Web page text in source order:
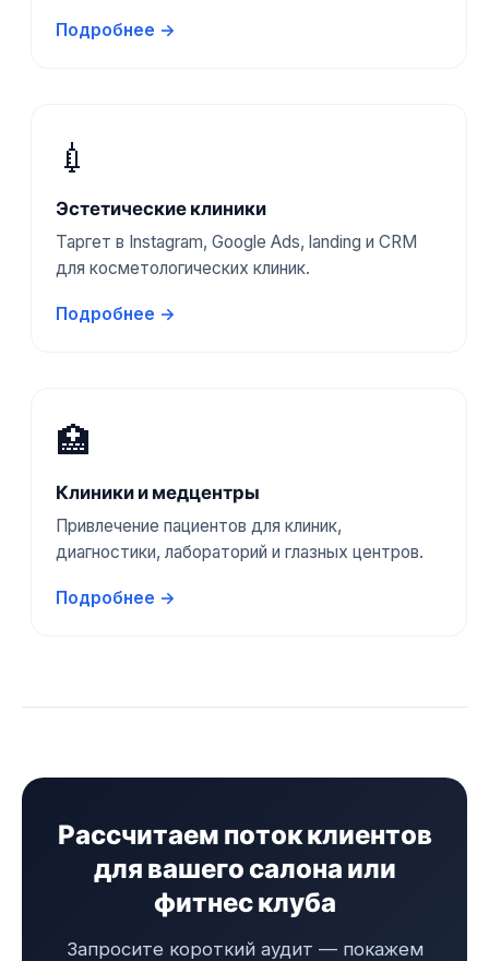
Подробнее →
💉
Эстетические клиники
Таргет в Instagram, Google Ads, landing и CRM
для косметологических клиник.
Подробнее →
🏥
Клиники и медцентры
Привлечение пациентов для клиник,
диагностики, лабораторий и глазных центров.
Подробнее →
Рассчитаем поток клиентов
для вашего салона или
фитнес клуба
Запросите короткий аудит — покажем